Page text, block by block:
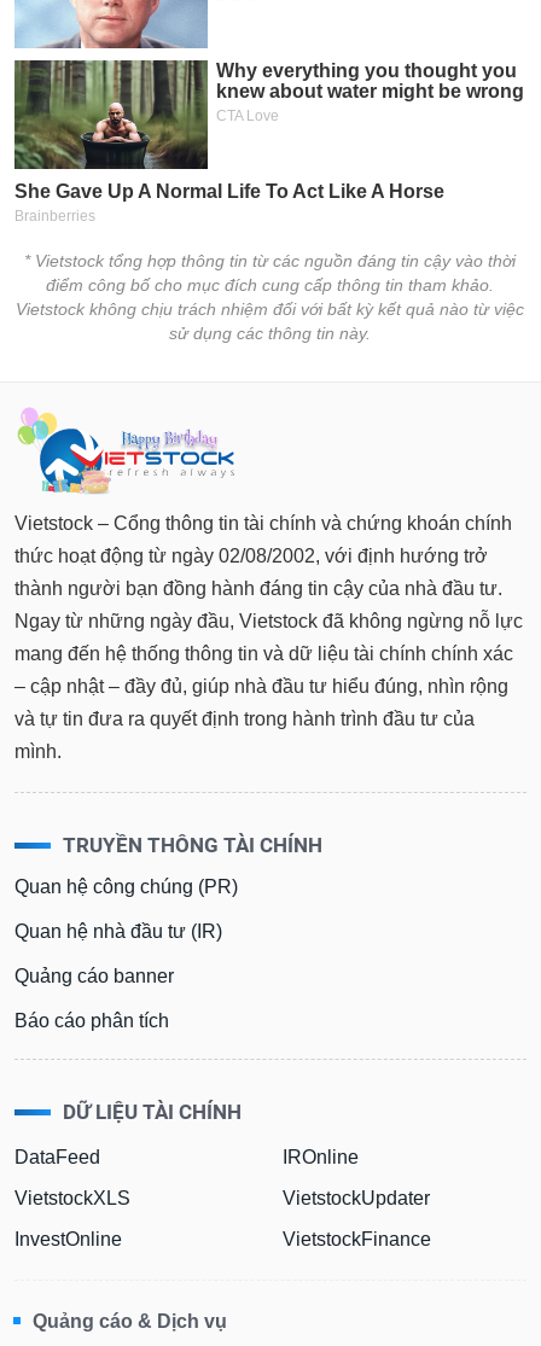
* Vietstock tổng hợp thông tin từ các nguồn đáng tin cậy vào thời
điểm công bố cho mục đích cung cấp thông tin tham khảo.
Vietstock không chịu trách nhiệm đối với bất kỳ kết quả nào từ việc
sử dụng các thông tin này.
Vietstock – Cổng thông tin tài chính và chứng khoán chính
thức hoạt động từ ngày 02/08/2002, với định hướng trở
thành người bạn đồng hành đáng tin cậy của nhà đầu tư.
Ngay từ những ngày đầu, Vietstock đã không ngừng nỗ lực
mang đến hệ thống thông tin và dữ liệu tài chính chính xác
– cập nhật – đầy đủ, giúp nhà đầu tư hiểu đúng, nhìn rộng
và tự tin đưa ra quyết định trong hành trình đầu tư của
mình.
TRUYỀN THÔNG TÀI CHÍNH
Quan hệ công chúng (PR)
Quan hệ nhà đầu tư (IR)
Quảng cáo banner
Báo cáo phân tích
DỮ LIỆU TÀI CHÍNH
DataFeed
VietstockXLS
InvestOnline
IROnline
VietstockUpdater
VietstockFinance
Quảng cáo & Dịch vụ